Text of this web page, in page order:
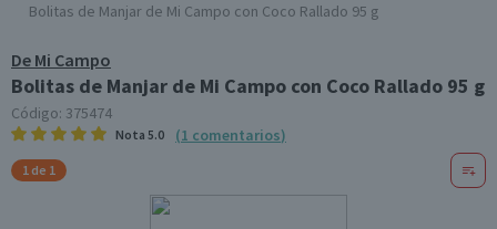
Bolitas de Manjar de Mi Campo con Coco Rallado 95 g
De Mi Campo
Bolitas de Manjar de Mi Campo con Coco Rallado 95 g
Código: 375474
Nota 5.0 (1 comentarios)
1 de 1